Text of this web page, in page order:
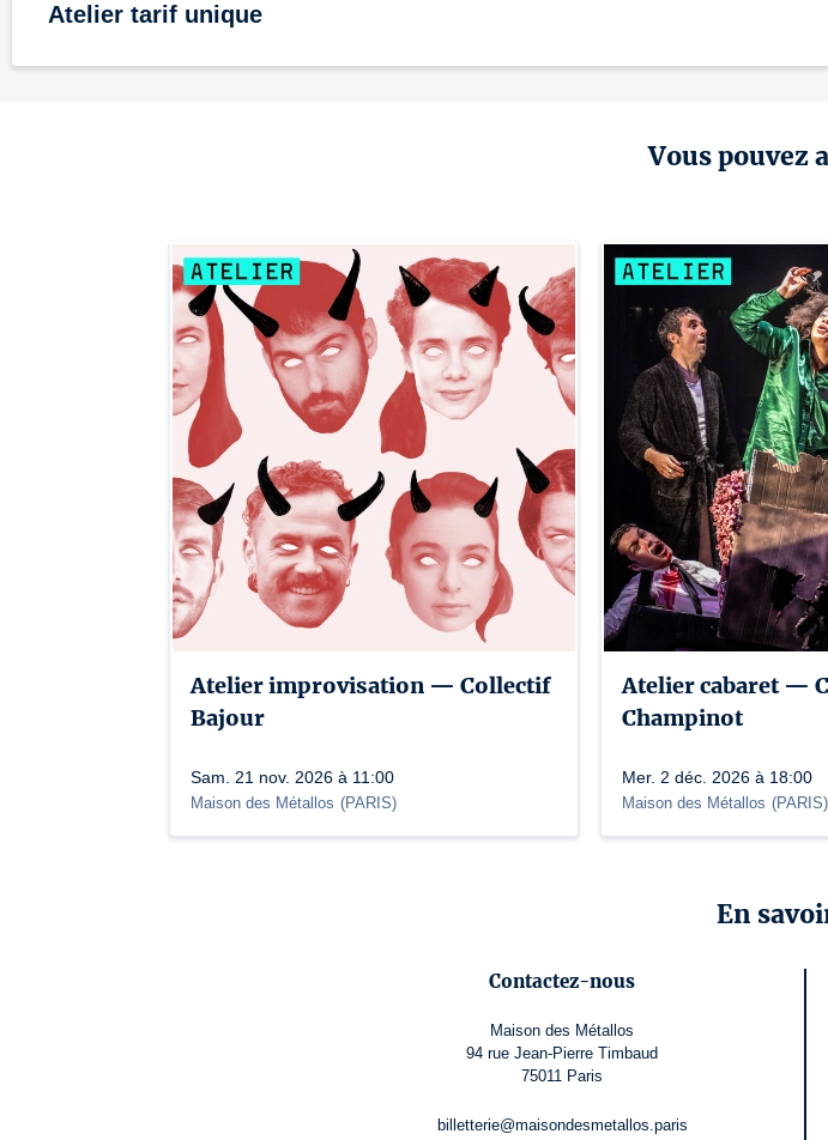
Atelier tarif unique
Vous pouvez
Atelier improvisation — Collectif
Bajour
Sam. 21 nov. 2026 à 11:00
Maison des Métallos (PARIS)
Atelier cabaret —
Champinot
Mer. 2 déc. 2026 à 18:00
Maison des Métallos (PARIS)
En
Contactez-nous
Maison des Métallos
94 rue Jean-Pierre Timbaud
75011 Paris
billetterie@maisondesmetallos.paris